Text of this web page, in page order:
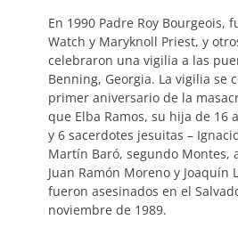
En 1990 Padre Roy Bourgeois,
Watch y Maryknoll Priest, y
celebraron una vigilia a las
Benning, Georgia. La vigilia se
primer aniversario de la
que Elba Ramos, su hija de 16
y 6 sacerdotes jesuitas –
Martín Baró, segundo Montes,
Juan Ramón Moreno y Joaquín
fueron asesinados en el
noviembre de 1989.